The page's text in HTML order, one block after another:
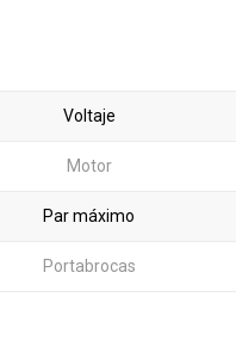
Voltaje
Motor
Par máximo
Portabrocas